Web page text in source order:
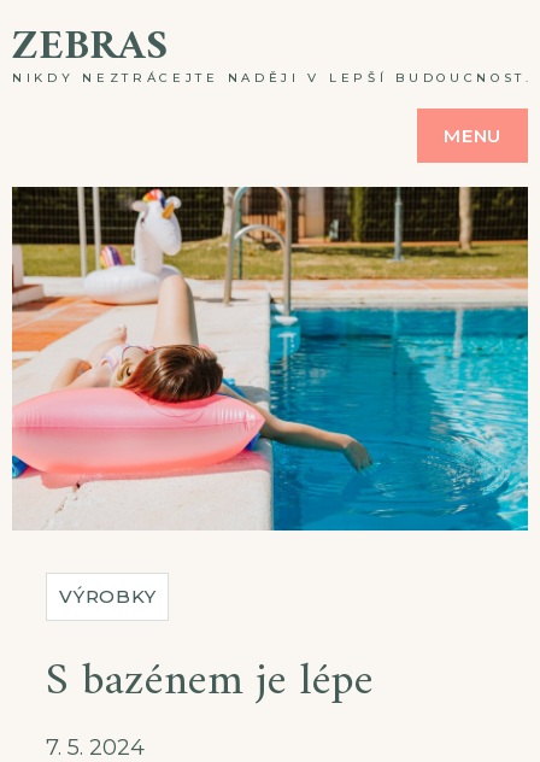
toZEBRAS
NIKDY NEZTRÁCEJTE NADĚJI V LEPŠÍ
MENU
VÝROBKY
S bazénem je lépe
7. 5. 2024